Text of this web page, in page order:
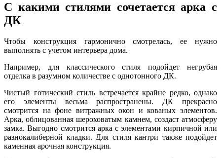
С какими стилями сочетается арка с
ДК
Чтобы конструкция гармонично смотрелась, ее нужно
выполнять с учетом интерьера дома.
Например, для классического стиля подойдет негрубая
отделка в разумном количестве с однотонного ДК.
Чистый готический стиль встречается крайне редко, однако
его элементы весьма распространены. ДК прекрасно
смотрится на фоне витражных окон и кованых элементов.
Арка, облицованная шероховатым камнем, создаст атмосферу
замка. Выгодно смотрится арка с элементами кирпичной или
разнокалиберной кладки. Для стиля кантри также подойдет
каменная арочная конструкция.